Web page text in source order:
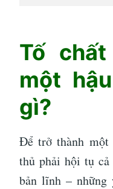
Tố
một
gì?
Để trở thành một
thủ phải hội tụ
bản lĩnh – những